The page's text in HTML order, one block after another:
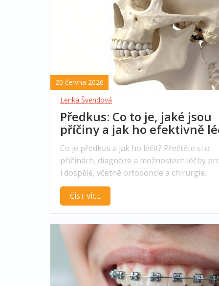
20 června 2026
Lenka Švendová
Předkus: Co to je, jaké jsou
příčiny a jak ho efektivně
Co je předkus a jak ho léčit? Přečtěte si o
příčinách, diagnóze a možnostech léčby
i dospělé, včetně ortodoncie a chirurgie.
ČÍST VÍCE